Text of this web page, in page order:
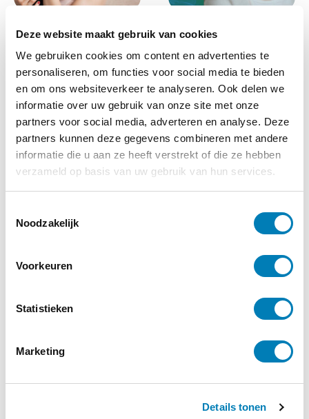
Deze website maakt gebruik van cookies
We gebruiken cookies om content en advertenties te
personaliseren, om functies voor social media te bieden
en om ons websiteverkeer te analyseren. Ook delen we
informatie over uw gebruik van onze site met onze
partners voor social media, adverteren en analyse. Deze
partners kunnen deze gegevens combineren met andere
informatie die u aan ze heeft verstrekt of die ze hebben
verzameld op basis van uw gebruik van hun services.
Noodzakelijk
Voorkeuren
Statistieken
Marketing
Details tonen
heb oog voor nieuwe
identiteitsbeleving na
bevalling –
opgenomen webinar
€29,95
Lees verder
omgaan met trauma
– opgenomen
webinar
€35,00
Lees verder
druk én sloom gedrag
35,00